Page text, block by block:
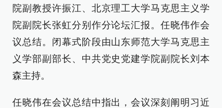
院副教授许振江、北京理工大学马克思主义学
院副院长张虹分别作分论坛汇报。任晓伟作会
议总结。闭幕式阶段由山东师范大学马克思主
义学部副部长、中共党史党建学院副院长刘本
森主持。
任晓伟在会议总结中指出，会议深刻阐明习近